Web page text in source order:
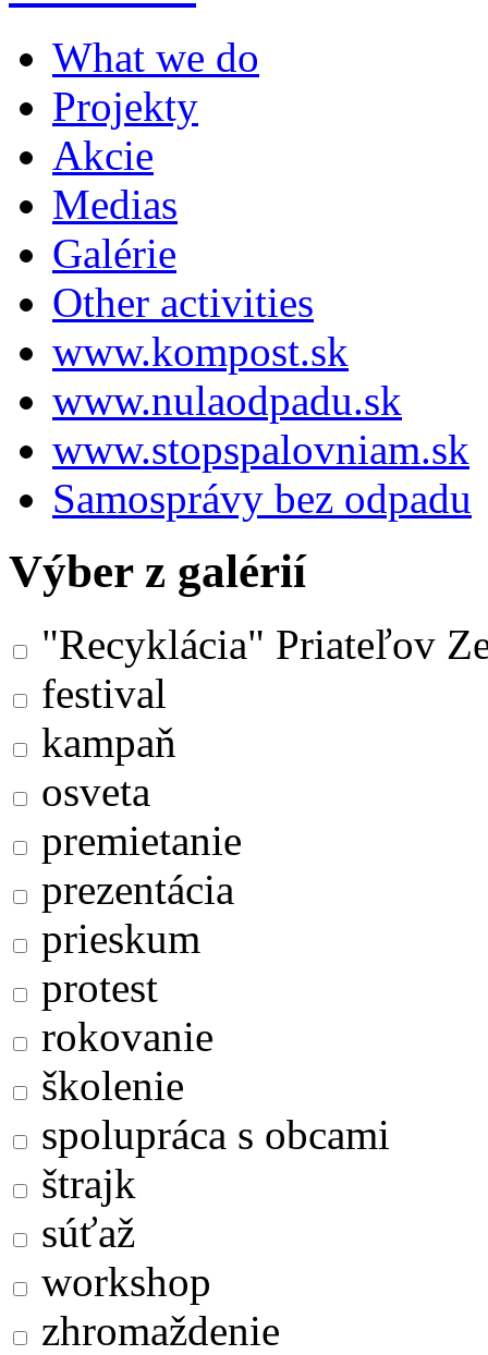
What we do
Projekty
Akcie
Medias
Galérie
Other activities
www.kompost.sk
www.nulaodpadu.sk
www.stopspalovniam.sk
Samosprávy bez odpadu
Výber z galérií
"Recyklácia" Priateľov
festival
kampaň
osveta
premietanie
prezentácia
prieskum
protest
rokovanie
školenie
spolupráca s obcami
štrajk
súťaž
workshop
zhromaždenie